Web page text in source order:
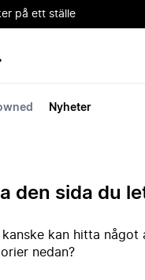
på ett ställe
Nyheter
den sida du
kan hitta något
nedan?